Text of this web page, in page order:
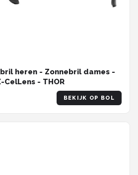
heren - Zonnebril dames -
- THOR
BEKIJK OP BOL